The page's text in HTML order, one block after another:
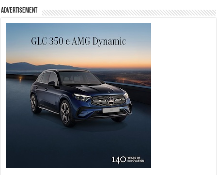
Advertisement